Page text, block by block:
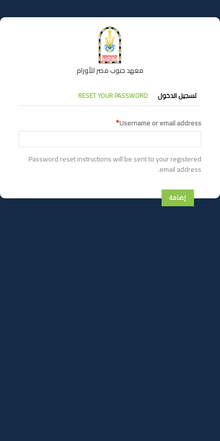
إلى
المحتوى
معهد جنوب مصر للأورام
التبويبات
الأساسية
تسجيل الدخول RESET YOUR PASSWORD
Username or email address
Password reset instructions will be sent to your registered
email address.